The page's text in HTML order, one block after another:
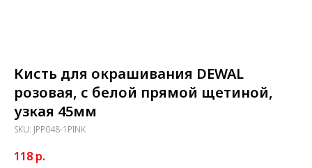
Кисть для окрашивания DEWAL
розовая, с белой прямой щетиной,
узкая 45мм
SKU: JPP048-1PINK
118 р.